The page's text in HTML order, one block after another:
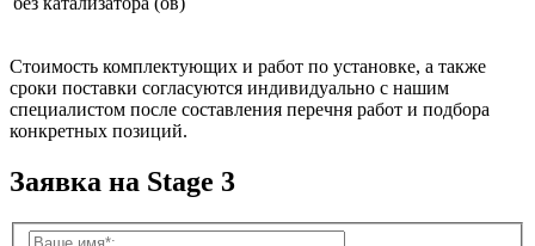
Стоимость комплектующих и работ по установке, а также
сроки поставки согласуются индивидуально с нашим
специалистом после составления перечня работ и подбора
конкретных позиций.
Заявка на Stage 3